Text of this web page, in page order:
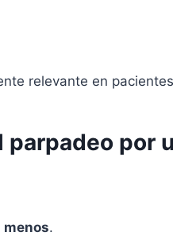
relevante en
parpadeo por
menos.